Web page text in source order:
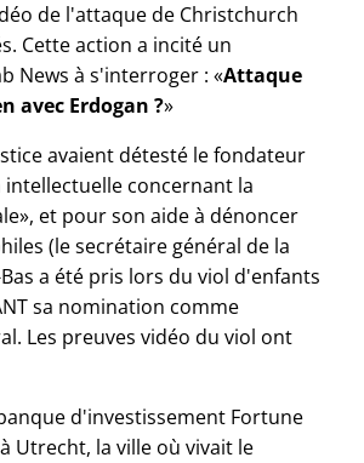
de l'attaque de Christchurch
Cette action a incité un
News à s'interroger : Attaque
avec Erdogan ?
avaient détesté le fondateur
concernant la
, et pour son aide à dénoncer
(le secrétaire général de la
Bas a été pris lors du viol d'enfants
sa nomination comme
Les preuves vidéo du viol ont
d'investissement Fortune
Utrecht, la ville où vivait le